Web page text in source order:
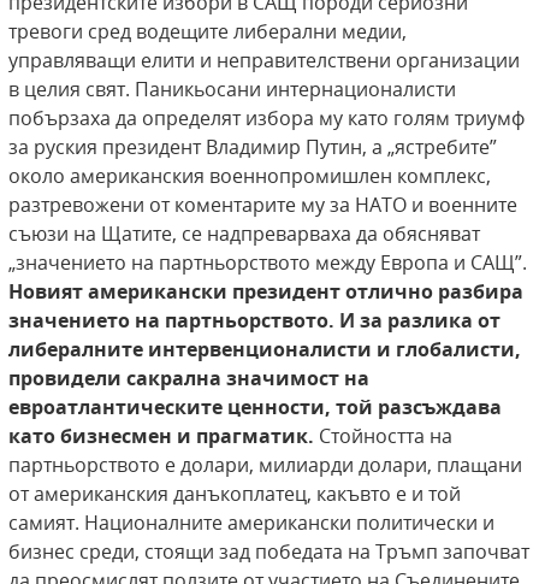
тревоги сред водещите либерални медии,
управляващи елити и неправителствени организации
в целия свят. Паникьосани интернационалисти
побързаха да определят избора му като голям триумф
за руския президент Владимир Путин, а „ястребите”
около американския военнопромишлен комплекс,
разтревожени от коментарите му за НАТО и военните
съюзи на Щатите, се надпреварваха да обясняват
„значението на партньорството между Европа и САЩ”.
Новият американски президент отлично разбира
значението на партньорството. И за разлика от
либералните интервенционалисти и глобалисти,
провидели сакрална значимост на
евроатлантическите ценности, той разсъждава
като бизнесмен и прагматик. Стойността на
партньорството е долари, милиарди долари, плащани
от американския данъкоплатец, какъвто е и той
самият. Националните американски политически и
бизнес среди, стоящи зад победата на Тръмп започват